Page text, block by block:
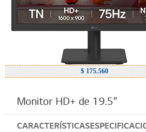
$ 175.560
Monitor HD+ de 19.5”
CARACTERÍSTICAS